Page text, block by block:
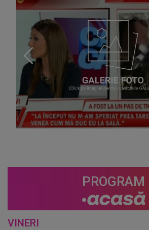
PROGRAM
VINERI